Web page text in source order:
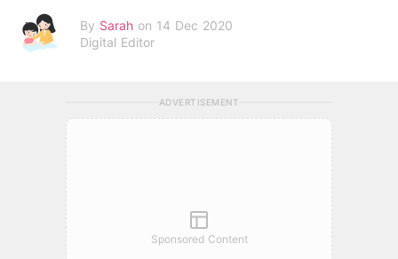
By Sarah on 14 Dec 2020
Digital Editor
ADVERTISEMENT
Sponsored Content